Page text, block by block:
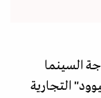
السينما
التجارية